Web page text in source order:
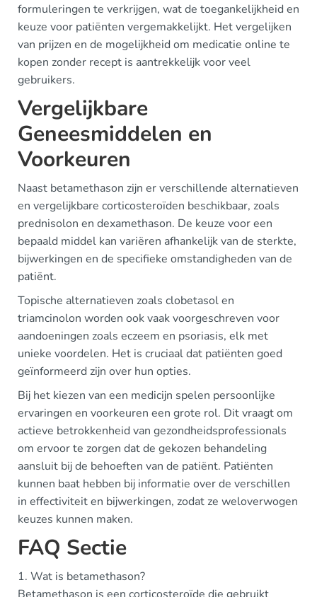
formuleringen te verkrijgen, wat de toegankelijkheid en
keuze voor patiënten vergemakkelijkt. Het vergelijken
van prijzen en de mogelijkheid om medicatie online te
kopen zonder recept is aantrekkelijk voor veel
gebruikers.
Vergelijkbare
Geneesmiddelen en
Voorkeuren
Naast betamethason zijn er verschillende alternatieven
en vergelijkbare corticosteroïden beschikbaar, zoals
prednisolon en dexamethason. De keuze voor een
bepaald middel kan variëren afhankelijk van de sterkte,
bijwerkingen en de specifieke omstandigheden van de
patiënt.
Topische alternatieven zoals clobetasol en
triamcinolon worden ook vaak voorgeschreven voor
aandoeningen zoals eczeem en psoriasis, elk met
unieke voordelen. Het is cruciaal dat patiënten goed
geïnformeerd zijn over hun opties.
Bij het kiezen van een medicijn spelen persoonlijke
ervaringen en voorkeuren een grote rol. Dit vraagt om
actieve betrokkenheid van gezondheidsprofessionals
om ervoor te zorgen dat de gekozen behandeling
aansluit bij de behoeften van de patiënt. Patiënten
kunnen baat hebben bij informatie over de verschillen
in effectiviteit en bijwerkingen, zodat ze weloverwogen
keuzes kunnen maken.
FAQ Sectie
1. Wat is betamethason?
Betamethason is een corticosteroïde die gebruikt